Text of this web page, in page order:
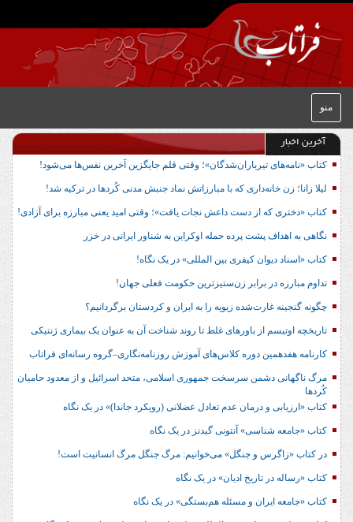
منو
آخرین اخبار
کتاب «نامه‌های تیرباران‌شدگان»؛ وقتی قلم جایگزین آخرین نفس‌ها می‌شود!
لیلا زانا؛ زن خانه‌داری که با مبارزاتش نماد جنبش مدنی کُردها در ترکیه شد!
کتاب «دختری که از دست داعش نجات یافت»؛ وقتی امید یعنی مبارزه برای آزادی!
نگاهی به اهداف پشت پرده حمله اوکراین به شناور ایرانی در خزر
کتاب «اسناد دیوان کیفری بین المللی» در یک نگاه!
تداوم مبارزه در برابر زن‌ستیزترین حکومت فعلی جهان!
چگونه گنجینه غارت‌شده زیویه را به ایران و کردستان برگردانیم؟
تاریخچه اوتیسم از باورهای غلط تا روند شناخت آن به عنوان یک بیماری ژنتیکی
کارنامه هفدهمین دوره کلاس‌های آموزش روزنامه‌نگاری–گروه رسانه‌ای فراتاب
مرگ ناگهانی دشمن سرسخت جمهوری اسلامی، متحد اسرائیل و از معدود حامیان
کُردها
کتاب «ارزیابی و درمان عدم تعادل عضلانی (رویکرد جاندا)» در یک نگاه
کتاب «جامعه شناسی» آنتونی گیدنز در یک نگاه
در کتاب «زاگرس و جنگل» می‌خوانیم: مرگ جنگل مرگ انسانیت است!
کتاب «رساله در تاریخ ادیان» در یک نگاه
کتاب «جامعه ایران و مسئله هم‌بستگی» در یک نگاه